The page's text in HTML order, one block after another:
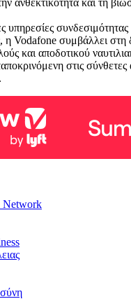
συνδεσιμότητας
η Vodafone συμβάλλει στη
και αποδοτικού
στις σύνθετες
Network